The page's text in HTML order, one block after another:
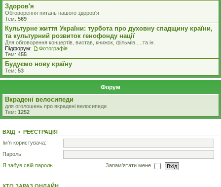
Здоров'я
Обговорення питань нашого здоров'я
Тем: 569
Культурне життя України: турбота про духовну спадщину країни,
та культурний розвиток генофонду нації
Для обговорення концертів, вистав, книжок, фільмів.....та iн.
Підфорум:
Фотографія
Тем: 455
Будуємо нову країну
Тем: 53
Форум
Вкрадені велосипеди
для оголошень про вкрадені велосипеди
Тем: 1252
ВХІД • РЕЄСТРАЦІЯ
Ім'я користувача:
Пароль:
Я забув свій пароль
Запам'ятати мене